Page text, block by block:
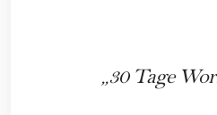
30 Tage